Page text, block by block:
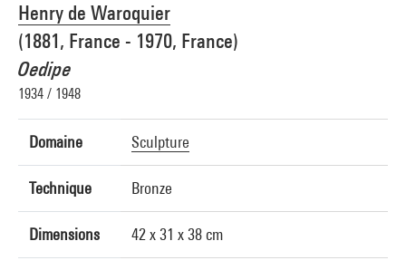
Henry de Waroquier
(1881, France - 1970, France)
Oedipe
1934 / 1948
Domaine Sculpture
Technique Bronze
Dimensions 42 x 31 x 38 cm